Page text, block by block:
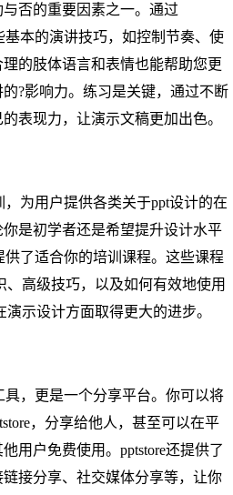
否的重要因素之一。通过
基本的演讲技巧，如控制节奏、使
的肢体语言和表情也能帮助您更
?影响力。练习是关键，通过不断
表现力，让演示文稿更加出色。
，为用户提供各类关于ppt设计的在
是初学者还是希望提升设计水平
供了适合你的培训课程。这些课程
、高级技巧，以及如何有效地使用
示设计方面取得更大的进步。
具，更是一个分享平台。你可以将
，分享给他人，甚至可以在平
用户免费使用。pptstore还提供了
接分享、社交媒体分享等，让你